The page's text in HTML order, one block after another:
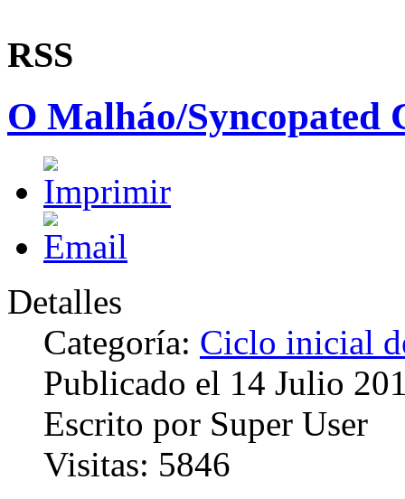
RSS
O Malháo/Syncopated
Detalles
Categoría: Ciclo inicial
Publicado el 14 Julio
Escrito por Super User
Visitas: 5846